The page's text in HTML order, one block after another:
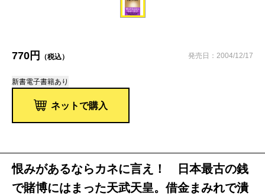
770円 （税込） 発売日：2004/12/17
新書電子書籍あり
ネットで購入
恨みがあるならカネに言え！ 日本最古の銭
で賭博にはまった天武天皇。借金まみれで潰